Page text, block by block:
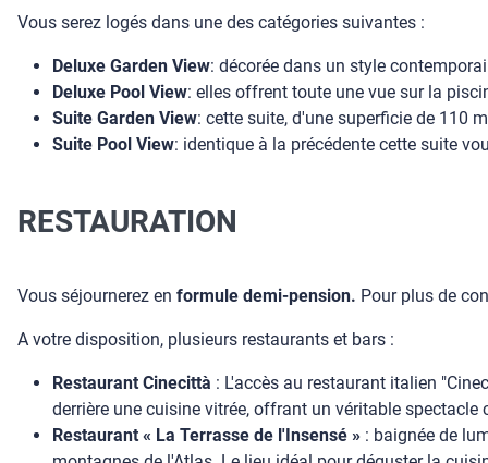
Vous serez logés dans une des catégories suivantes :
Deluxe Garden View: décorée dans un style
Deluxe Pool View: elles offrent toute une vue sur la
Suite Garden View: cette suite, d'une superficie de 110
Suite Pool View: identique à la précédente cette suite
RESTAURATION
Vous séjournerez en formule demi-pension. Pour plus de
A votre disposition, plusieurs restaurants et bars :
Restaurant Cinecittà : L'accès au restaurant italien
derrière une cuisine vitrée, offrant un véritable
Restaurant « La Terrasse de l'Insensé » : baignée de